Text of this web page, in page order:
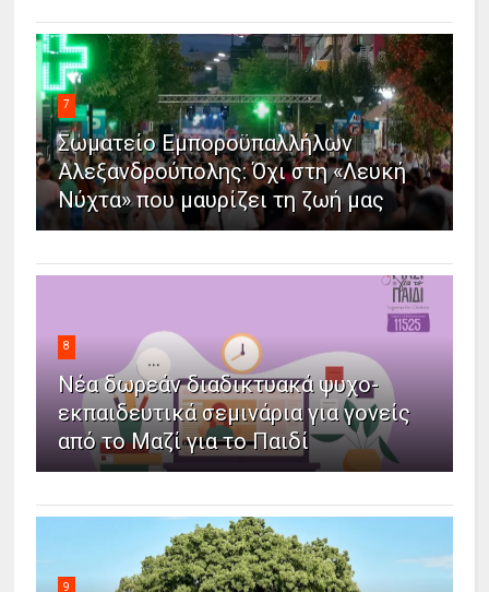
7
Σωματείο Εμποροϋπαλλήλων
Αλεξανδρούπολης: Όχι στη «Λευκή
Νύχτα» που μαυρίζει τη ζωή μας
8
Νέα δωρεάν διαδικτυακά ψυχο-
εκπαιδευτικά σεμινάρια για γονείς
από το Μαζί για το Παιδί
9